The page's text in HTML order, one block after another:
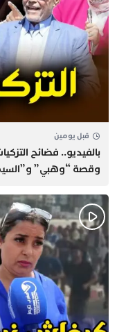
قبل يومين
بالفيديو.. فضائح
وقصة “وهبي”